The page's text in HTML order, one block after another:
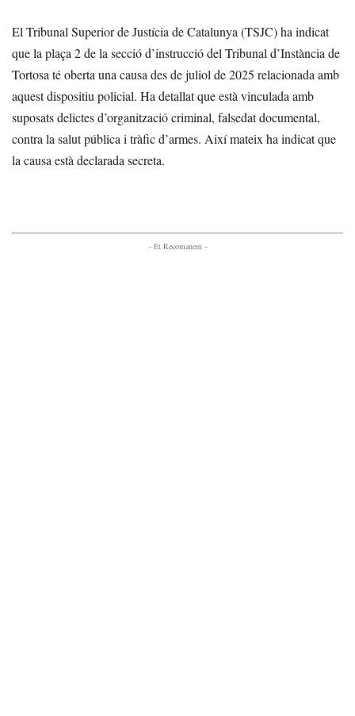
El Tribunal Superior de Justícia de Catalunya (TSJC) ha indicat
que la plaça 2 de la secció d’instrucció del Tribunal d’Instància de
Tortosa té oberta una causa des de juliol de 2025 relacionada amb
aquest dispositiu policial. Ha detallat que està vinculada amb
suposats delictes d’organització criminal, falsedat documental,
contra la salut pública i tràfic d’armes. Així mateix ha indicat que
la causa està declarada secreta.
- Et Recomanem -